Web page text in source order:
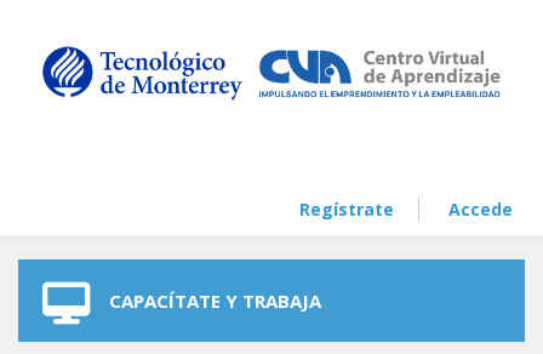
Regístrate Accede
CAPACÍTATE Y TRABAJA